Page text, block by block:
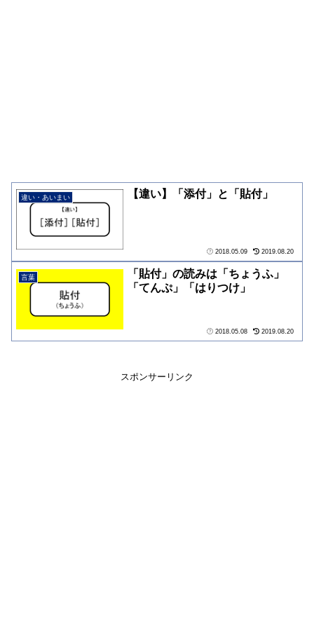
違い・あいまい 【違い】「添付」と「貼付」
2018.05.09 2019.08.20
言葉
「貼付」の読みは「ちょうふ」
「てんぷ」「はりつけ」
2018.05.08 2019.08.20
スポンサーリンク